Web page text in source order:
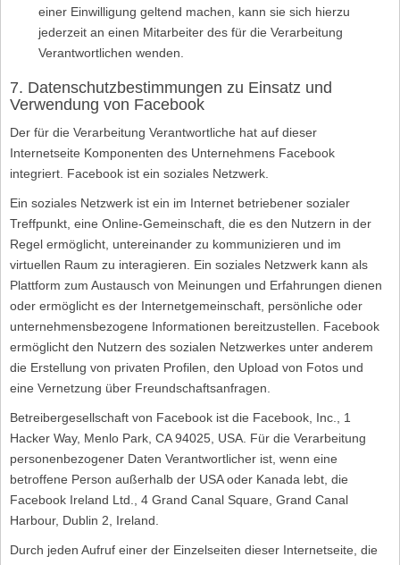
einer Einwilligung geltend machen, kann sie sich hierzu
jederzeit an einen Mitarbeiter des für die Verarbeitung
Verantwortlichen wenden.
7. Datenschutzbestimmungen zu Einsatz und
Verwendung von Facebook
Der für die Verarbeitung Verantwortliche hat auf dieser
Internetseite Komponenten des Unternehmens Facebook
integriert. Facebook ist ein soziales Netzwerk.
Ein soziales Netzwerk ist ein im Internet betriebener sozialer
Treffpunkt, eine Online-Gemeinschaft, die es den Nutzern in der
Regel ermöglicht, untereinander zu kommunizieren und im
virtuellen Raum zu interagieren. Ein soziales Netzwerk kann als
Plattform zum Austausch von Meinungen und Erfahrungen dienen
oder ermöglicht es der Internetgemeinschaft, persönliche oder
unternehmensbezogene Informationen bereitzustellen. Facebook
ermöglicht den Nutzern des sozialen Netzwerkes unter anderem
die Erstellung von privaten Profilen, den Upload von Fotos und
eine Vernetzung über Freundschaftsanfragen.
Betreibergesellschaft von Facebook ist die Facebook, Inc., 1
Hacker Way, Menlo Park, CA 94025, USA. Für die Verarbeitung
personenbezogener Daten Verantwortlicher ist, wenn eine
betroffene Person außerhalb der USA oder Kanada lebt, die
Facebook Ireland Ltd., 4 Grand Canal Square, Grand Canal
Harbour, Dublin 2, Ireland.
Durch jeden Aufruf einer der Einzelseiten dieser Internetseite, die